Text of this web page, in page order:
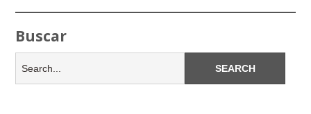
Buscar